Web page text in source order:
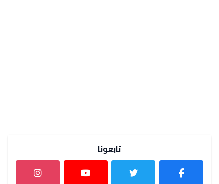
تابعونا